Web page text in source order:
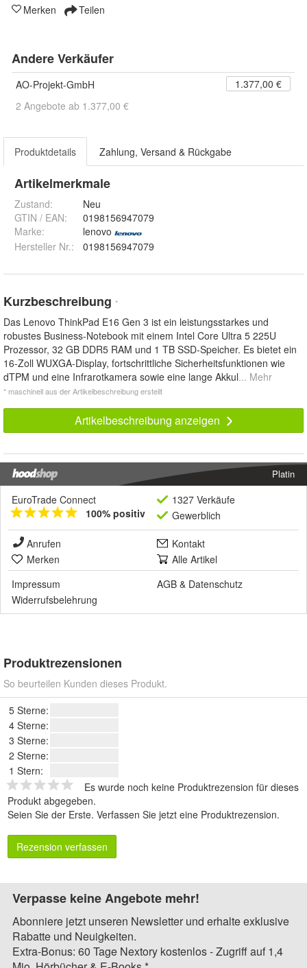
Merken Teilen
Andere Verkäufer
AO-Projekt-GmbH
1.377,00 €
2 Angebote ab 1.377,00 €
Produktdetails Zahlung, Versand & Rückgabe
Artikelmerkmale
Zustand:
Neu
GTIN / EAN:
0198156947079
Marke:
lenovo
Hersteller Nr.:
0198156947079
Kurzbeschreibung *
Das Lenovo ThinkPad E16 Gen 3 ist ein leistungsstarkes und
robustes Business-Notebook mit einem Intel Core Ultra 5 225U
Prozessor, 32 GB DDR5 RAM und 1 TB SSD-Speicher. Es bietet ein
16-Zoll WUXGA-Display, fortschrittliche Sicherheitsfunktionen wie
dTPM und eine Infrarotkamera sowie eine lange Akkul... Mehr
* maschinell aus der Artikelbeschreibung erstellt
Artikelbeschreibung anzeigen
Platin
EuroTrade Connect
100% positiv
1327 Verkäufe
Gewerblich
Anrufen
Kontakt
Merken
Alle Artikel
Impressum
AGB & Datenschutz
Widerrufsbelehrung
Produktrezensionen
So beurteilen Kunden dieses Produkt.
5 Sterne:
4 Sterne:
3 Sterne:
2 Sterne:
1 Stern:
Es wurde noch keine Produktrezension für dieses
Produkt abgegeben.
Seien Sie der Erste. Verfassen Sie jetzt eine Produktrezension.
Rezension verfassen
Verpasse keine Angebote mehr!
Abonniere jetzt unseren Newsletter und erhalte exklusive
Rabatte und Neuigkeiten.
Extra-Bonus: 60 Tage Nextory kostenlos - Zugriff auf 1,4